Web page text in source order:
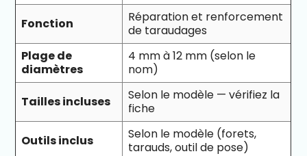
Fonction
Réparation et renforcement
de taraudages
Plage de
diamètres
4 mm à 12 mm (selon le
nom)
Tailles incluses
Selon le modèle — vérifiez la
fiche
Outils inclus
Selon le modèle (forets,
tarauds, outil de pose)